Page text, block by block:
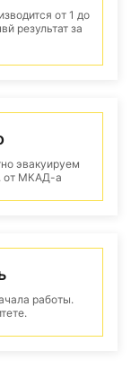
от 1 до
результат за
эвакуируем
от МКАД-а
работы.